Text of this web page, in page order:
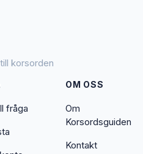
korsorden
fråga
OM OSS
Om
Korsordsguiden
Kontakt